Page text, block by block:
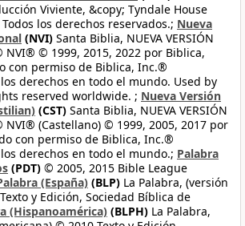
Viviente, &copy; Tyndale House
los derechos reservados.; Nueva
(NVI) Santa Biblia, NUEVA VERSIÓN
NVI® © 1999, 2015, 2022 por Biblica,
con permiso de Biblica, Inc.®
derechos en todo el mundo. Used by
reserved worldwide. ; Nueva Versión
(CST) Santa Biblia, NUEVA VERSIÓN
NVI® (Castellano) © 1999, 2005, 2017 por
con permiso de Biblica, Inc.®
derechos en todo el mundo.; Palabra
(PDT) © 2005, 2015 Bible League
(España) (BLP) La Palabra, (versión
y Edición, Sociedad Bíblica de
(Hispanoamérica) (BLPH) La Palabra,